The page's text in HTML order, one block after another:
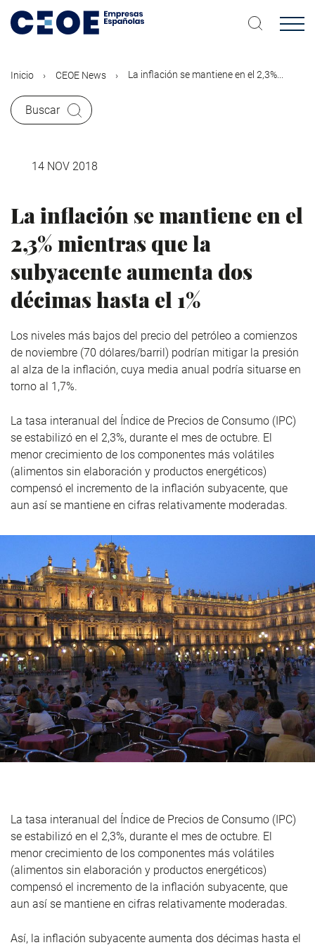
contenido
Inicio CEOE News La inflación se mantiene en el 2,3%...
Buscar
14 NOV 2018
La inflación se mantiene en el
2,3% mientras que la
subyacente aumenta dos
décimas hasta el 1%
Los niveles más bajos del precio del petróleo a comienzos
de noviembre (70 dólares/barril) podrían mitigar la presión
al alza de la inflación, cuya media anual podría situarse en
torno al 1,7%.
La tasa interanual del Índice de Precios de Consumo (IPC)
se estabilizó en el 2,3%, durante el mes de octubre. El
menor crecimiento de los componentes más volátiles
(alimentos sin elaboración y productos energéticos)
compensó el incremento de la inflación subyacente, que
aun así se mantiene en cifras relativamente moderadas.
La tasa interanual del Índice de Precios de Consumo (IPC)
se estabilizó en el 2,3%, durante el mes de octubre. El
menor crecimiento de los componentes más volátiles
(alimentos sin elaboración y productos energéticos)
compensó el incremento de la inflación subyacente, que
aun así se mantiene en cifras relativamente moderadas.
Así, la inflación subyacente aumenta dos décimas hasta el